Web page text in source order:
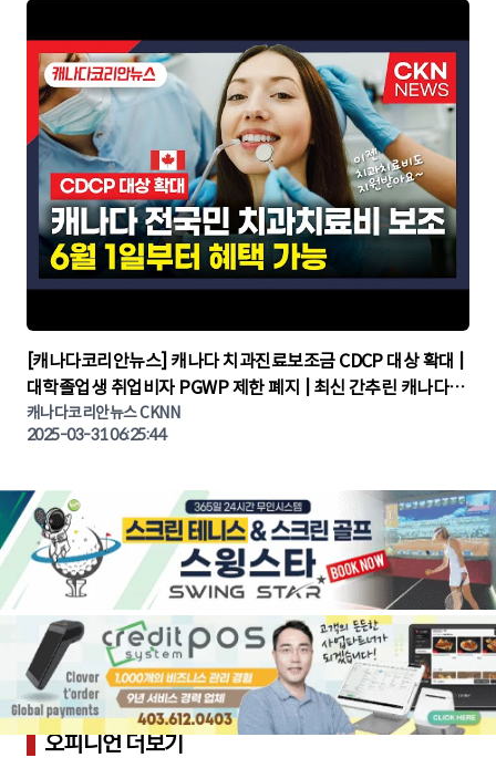
▶
[캐나다코리안뉴스] 캐나다 치과진료보조금 CDCP 대상 확대 |
대학졸업생 취업비자 PGWP 제한 폐지 | 최신 간추린 캐나다뉴
스 | CKNNEWS | 캐나다뉴스 | 토론토뉴스
캐나다코리안뉴스 CKNN
2025-03-31 06:25:44
오피니언 더보기